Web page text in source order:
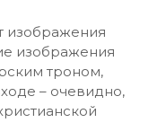
изображения
изображения
троном,
– очевидно,